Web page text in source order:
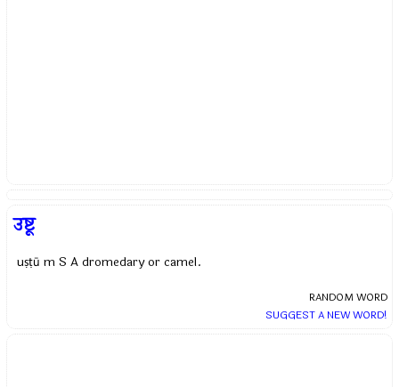
उष्टू
uṣṭū m S A dromedary or camel.
RANDOM WORD
SUGGEST A NEW WORD!